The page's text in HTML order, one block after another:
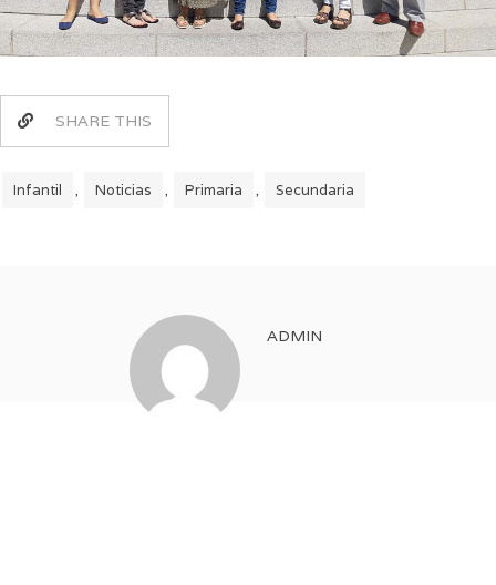
SHARE THIS
Infantil , Noticias , Primaria , Secundaria
ADMIN